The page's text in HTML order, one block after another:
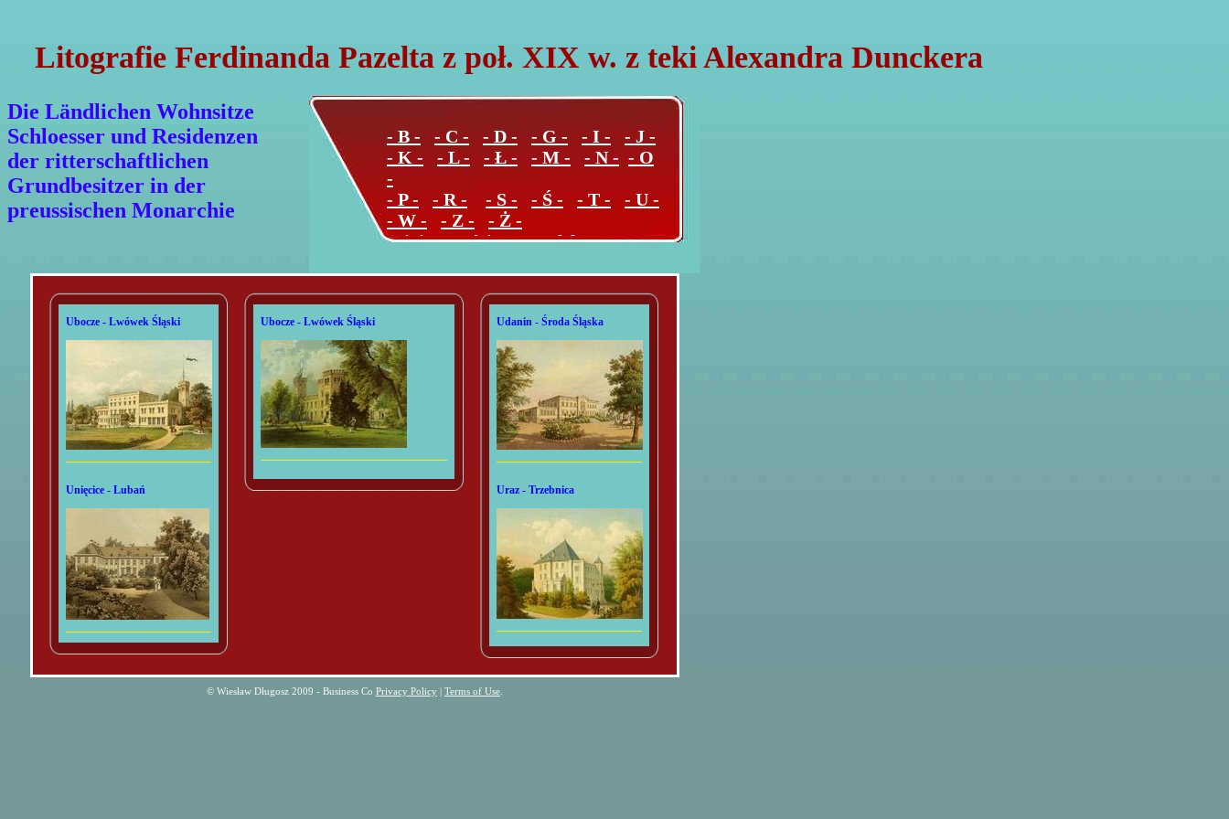
Litografie Ferdinanda Pazelta z poł. XIX w. z teki Alexandra Dunckera
Die Ländlichen Wohnsitze
Schloesser und Residenzen
der ritterschaftlichen
Grundbesitzer in der
preussischen Monarchie
- B - - C - - D - - G - - I -
- J -
- K -
- L - - Ł - - M - - N - - O
-
- P -
- R - - S - - Ś - - T -
- U -
- W -
- Z -
- Ż -
Miejscowości poza Polską
Ubocze - Lwówek Śląski
Unięcice - Lubań
Ubocze - Lwówek Śląski Udanin - Środa Śląska
Uraz - Trzebnica
© Wiesław Długosz 2009 - Business Co Privacy Policy | Terms of Use